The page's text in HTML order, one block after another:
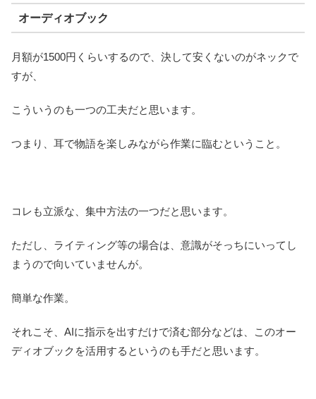
オーディオブック
月額が1500円くらいするので、決して安くないのがネックで
すが、
こういうのも一つの工夫だと思います。
つまり、耳で物語を楽しみながら作業に臨むということ。
コレも立派な、集中方法の一つだと思います。
ただし、ライティング等の場合は、意識がそっちにいってし
まうので向いていませんが。
簡単な作業。
それこそ、AIに指示を出すだけで済む部分などは、このオー
ディオブックを活用するというのも手だと思います。